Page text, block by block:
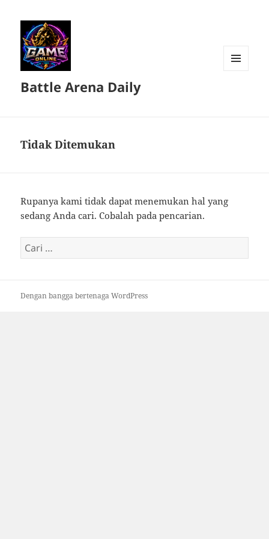
Battle Arena Daily
Tidak Ditemukan
Rupanya kami tidak dapat menemukan hal yang
sedang Anda cari. Cobalah pada pencarian.
Cari
untuk:
Dengan bangga bertenaga WordPress